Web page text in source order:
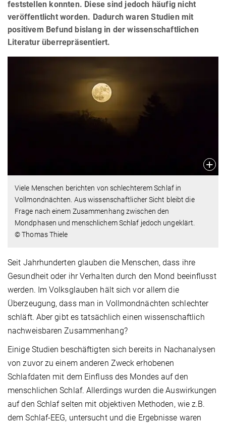
feststellen konnten. Diese sind jedoch häufig nicht
veröffentlicht worden. Dadurch waren Studien mit
positivem Befund bislang in der wissenschaftlichen
Literatur überrepräsentiert.
Viele Menschen berichten von schlechterem Schlaf in
Vollmondnächten. Aus wissenschaftlicher Sicht bleibt die
Frage nach einem Zusammenhang zwischen den
Mondphasen und menschlichem Schlaf jedoch ungeklärt.
© Thomas Thiele
Seit Jahrhunderten glauben die Menschen, dass ihre
Gesundheit oder ihr Verhalten durch den Mond beeinflusst
werden. Im Volksglauben hält sich vor allem die
Überzeugung, dass man in Vollmondnächten schlechter
schläft. Aber gibt es tatsächlich einen wissenschaftlich
nachweisbaren Zusammenhang?
Einige Studien beschäftigten sich bereits in Nachanalysen
von zuvor zu einem anderen Zweck erhobenen
Schlafdaten mit dem Einfluss des Mondes auf den
menschlichen Schlaf. Allerdings wurden die Auswirkungen
auf den Schlaf selten mit objektiven Methoden, wie z.B.
dem Schlaf-EEG, untersucht und die Ergebnisse waren